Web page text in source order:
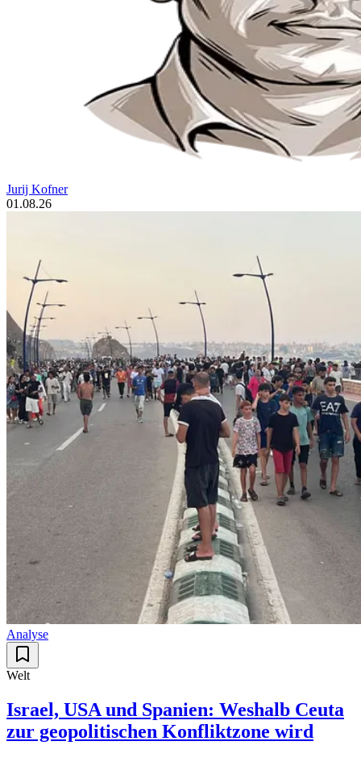
Jurij Kofner
01.08.26
Analyse
Welt
Israel, USA und Spanien: Weshalb Ceuta
zur geopolitischen Konfliktzone wird